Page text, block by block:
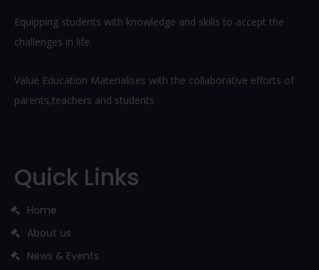
Equipping students with knowledge and skills to accept the
challenges in life.
Value Education Materialises with the collaborative efforts of
parents,teachers and students
Quick Links
Home
About us
News & Events